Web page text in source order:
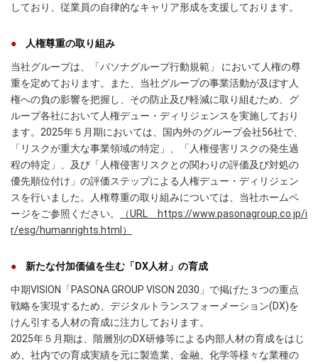
しており、従業員の自律的なキャリア形成を支援しております。
人権尊重の取り組み
当社グループは、「パソナグループ行動規範」 において人権の尊
重を定めております。また、当社グループの事業活動が及ぼす人
権への負の影響を把握し、その防止及び軽減に取り組むため、グ
ループ各社において人権デュー・ディリジェンスを実施しており
ます。2025年５月期においては、国内外のグループ会社56社で、
「リスクが重大な事業領域の特定」、「人権侵害リスクの発生過
程の特定」、及び「人権侵害リスクとの関わりの評価及び対処の
優先順位付け」の評価ステップによる人権デュー・ディリジェン
スを行いました。人権尊重の取り組みについては、当社ホームペ
ージをご参照ください。
（URL https://www.pasonagroup.co.jp/i
r/esg/humanrights.html）
新たな付加価値を生む「DX人材」の育成
中期VISION「PASONA GROUP VISON 2030」で掲げた３つの重点
戦略を実現するため、デジタルトランスフォーメーション(DX)を
けん引する人材の育成に注力しております。
2025年５月期は、階層別のDX研修等による内部人材の育成をはじ
め、社内での育成実績を元に製造業、金融、化学等様々な業種の